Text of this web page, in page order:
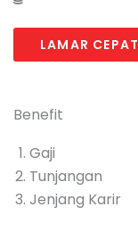
LAMAR CEPAT
Benefit
Gaji
Tunjangan
Jenjang Karir